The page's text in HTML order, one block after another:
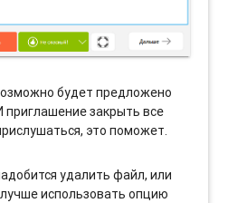
будет предложено
закрыть все
это поможет.
удалить файл, или
использовать опцию